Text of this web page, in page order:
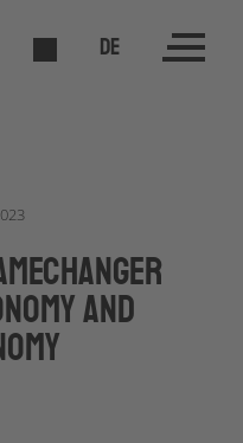
DE
and